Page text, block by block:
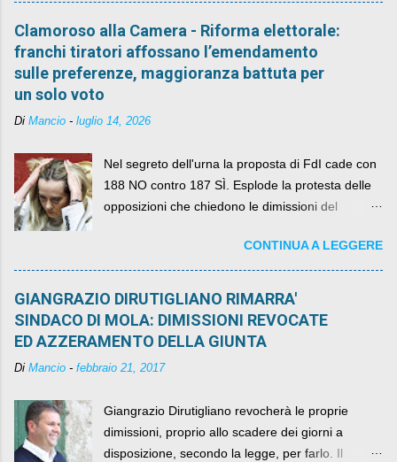
Clamoroso alla Camera - Riforma elettorale:
franchi tiratori affossano l’emendamento
sulle preferenze, maggioranza battuta per
un solo voto
Di Mancio - luglio 14, 2026
Nel segreto dell'urna la proposta di FdI cade con
188 NO contro 187 SÌ. Esplode la protesta delle
opposizioni che chiedono le dimissioni del
CONTINUA A LEGGERE
GIANGRAZIO DIRUTIGLIANO RIMARRA'
SINDACO DI MOLA: DIMISSIONI REVOCATE
ED AZZERAMENTO DELLA GIUNTA
Di Mancio - febbraio 21, 2017
Giangrazio Dirutigliano revocherà le proprie
dimissioni, proprio allo scadere dei giorni a
disposizione, secondo la legge, per farlo. Il